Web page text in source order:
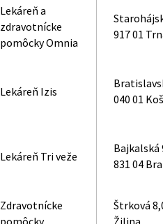
Lekáreň a
zdravotnícke
pomôcky Omnia
917 01
Lekáreň Izis
040 01
Lekáreň Tri veže
Bajkalská
831 04
Zdravotnícke
pomôcky
Štrková
Žilina